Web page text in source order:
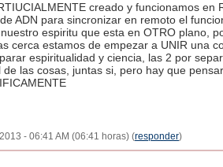
creado y funcionamos en
ADN para sincronizar en remoto el
espiritu que esta en OTRO plano,
cerca estamos de empezar a UNIR una
espiritualidad y ciencia, las 2 por
de las cosas, juntas si, pero hay que
- 06:41 AM (06:41 horas) (responder)